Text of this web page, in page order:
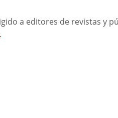
a editores de revistas y
.